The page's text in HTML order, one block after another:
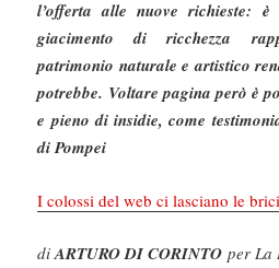
l’offerta alle nuove richieste:
giacimento di ricchezza
patrimonio naturale e artistico
potrebbe. Voltare pagina però è
e pieno di insidie, come
di Pompei
I colossi del web ci lasciano le
diARTURO DI CORINTO per La